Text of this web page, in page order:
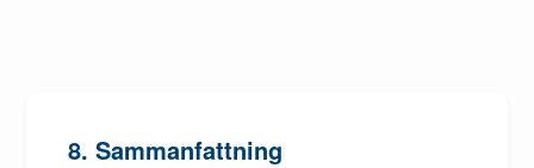
8. Sammanfattning